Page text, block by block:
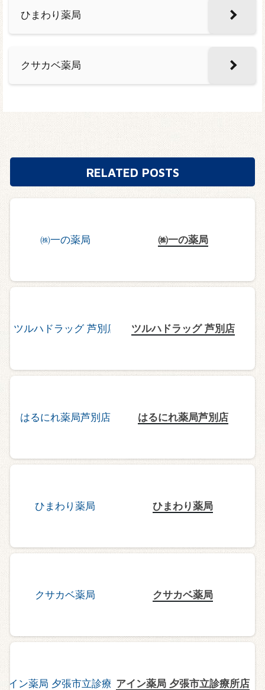
ひまわり薬局
クサカベ薬局
RELATED POSTS
㈱一の薬局
ツルハドラッグ 芦別店
はるにれ薬局芦別店
ひまわり薬局
クサカベ薬局
アイン薬局 夕張市立診療所店